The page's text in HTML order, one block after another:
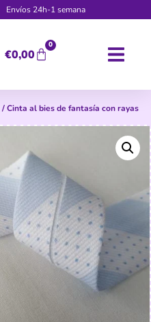
Envíos 24h-1 semana
€0,00
0
/ Cinta al bies de fantasía con rayas